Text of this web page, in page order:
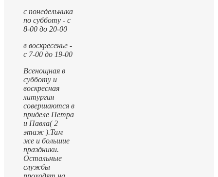
с понедельника
по субботу - с
8-00 до 20-00
в воскресенье -
с 7-00 до 19-00
Всенощная в
субботу и
воскресная
литургия
совершаются в
приделе Петра
и Павла( 2
этаж ).Там
же и большие
праздники.
Остальные
службы